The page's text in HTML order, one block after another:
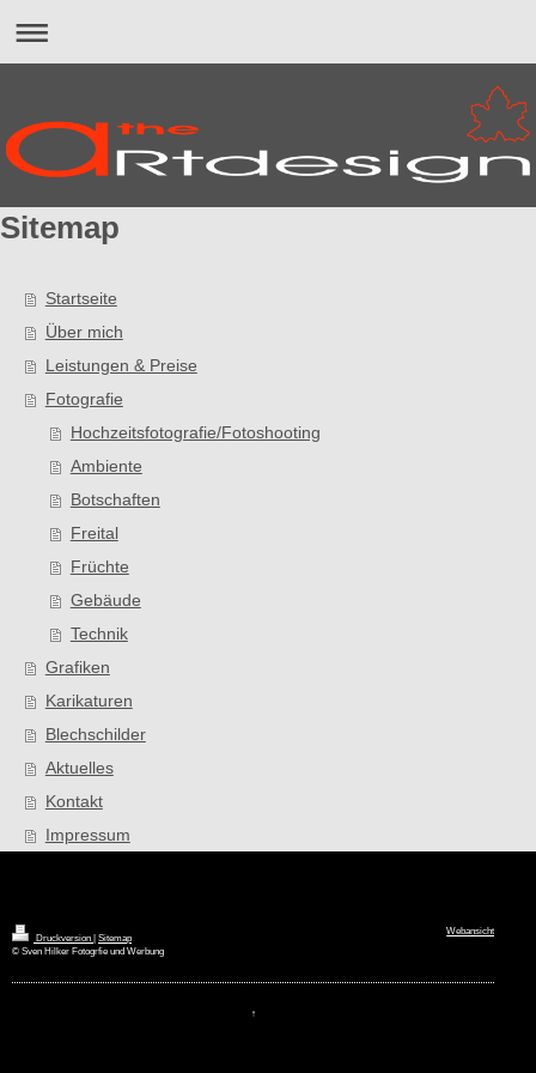
Sitemap
Startseite
Über mich
Leistungen & Preise
Fotografie
Hochzeitsfotografie/Fotoshooting
Ambiente
Botschaften
Freital
Früchte
Gebäude
Technik
Grafiken
Karikaturen
Blechschilder
Aktuelles
Kontakt
Impressum
Druckversion | Sitemap
© Sven Hilker Fotogrfie und Werbung
Webansicht
↑